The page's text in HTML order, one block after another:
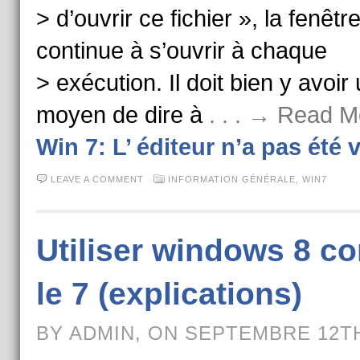
> d’ouvrir ce fichier », la fenêtre
continue à s’ouvrir à chaque
> exécution. Il doit bien y avoir
moyen de dire à . . . → Read
Win 7: L’ éditeur n’a pas été
LEAVE A COMMENT INFORMATION GÉNÉRALE WIN7
Utiliser windows 8
le 7 (explications)
BY ADMIN, ON SEPTEMBRE